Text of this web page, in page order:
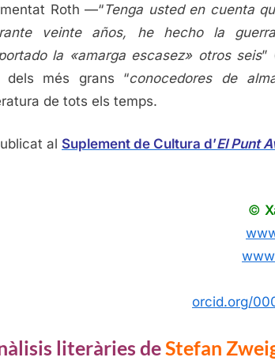
Roth —“Tenga usted en cuenta
veinte años, he hecho la
la «amarga escasez» otros seis”
dels més grans “conocedores de
de tots els temps.
al Suplement de Cultura d’El Punt
©
orcid.org/
literàries deStefan